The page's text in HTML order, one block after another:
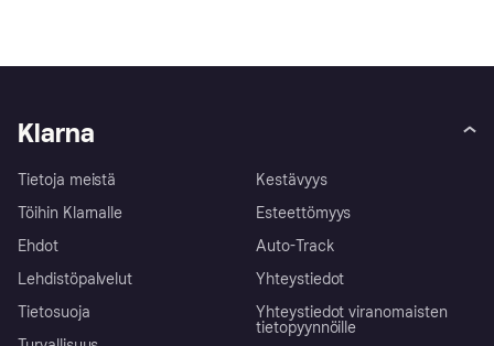
Klarna
Tietoja meistä
Töihin Klarnalle
Ehdot
Lehdistöpalvelut
Tietosuoja
Kestävyys
Esteettömyys
Auto-Track
Yhteystiedot
Yhteystiedot viranomaisten
tietopyynnöille